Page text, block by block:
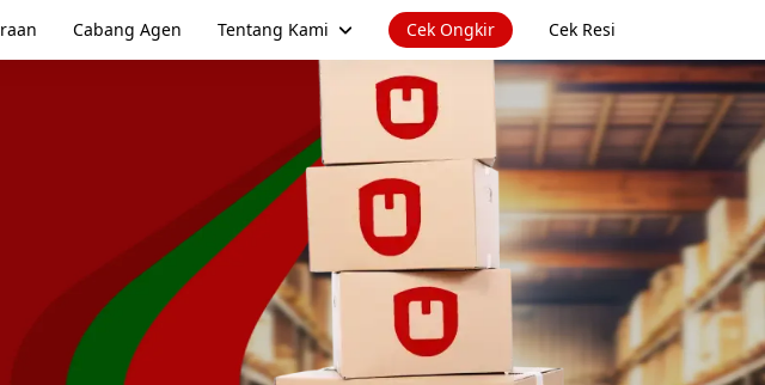
Cabang Agen Tentang Kami Cek Ongkir Cek Resi